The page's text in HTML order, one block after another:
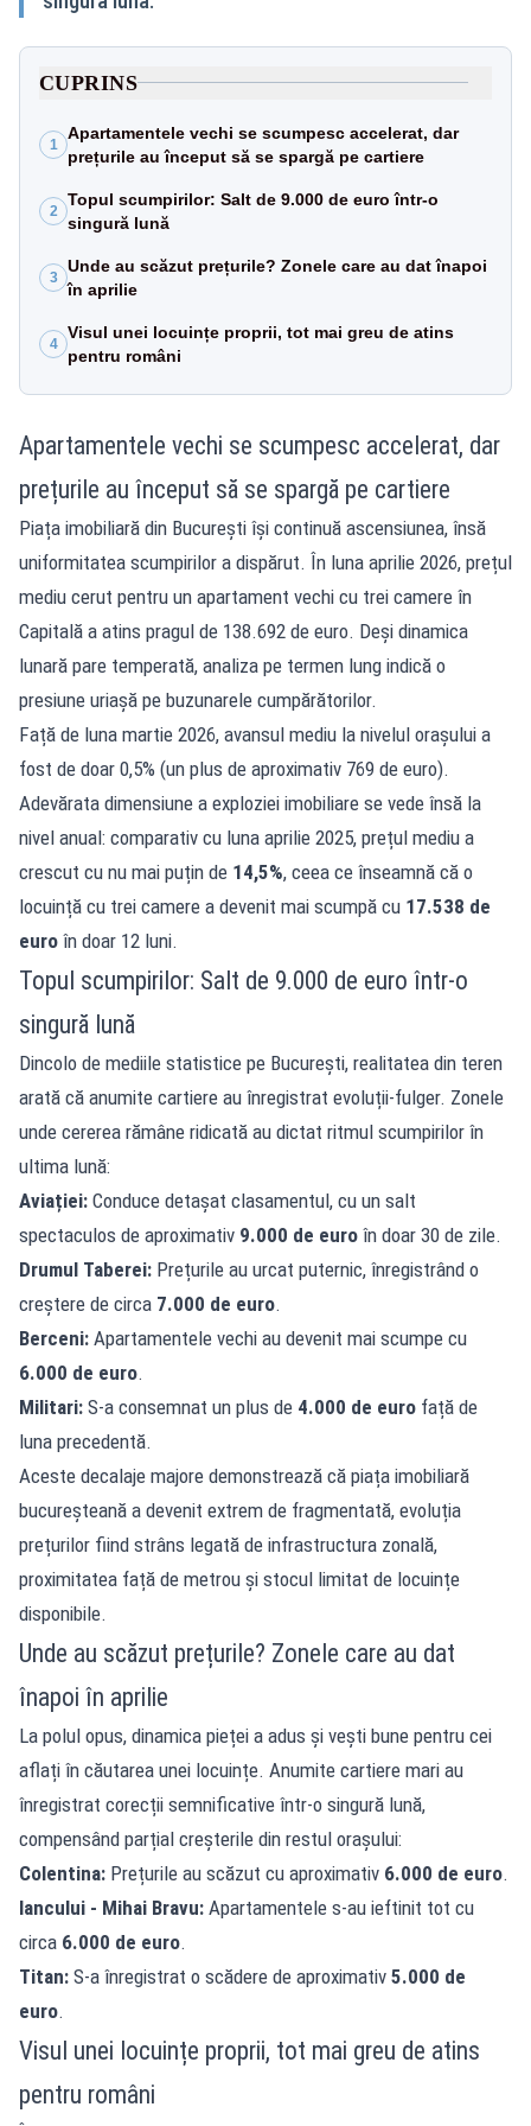
CUPRINS
1
Apartamentele vechi se scumpesc accelerat, dar
prețurile au început să se spargă pe cartiere
2
Topul scumpirilor: Salt de 9.000 de euro într-o
singură lună
3
Unde au scăzut prețurile? Zonele care au dat înapoi
în aprilie
4
Visul unei locuințe proprii, tot mai greu de atins
pentru români
Apartamentele vechi se scumpesc accelerat, dar
prețurile au început să se spargă pe cartiere
Piața imobiliară din București își continuă ascensiunea, însă
uniformitatea scumpirilor a dispărut. În luna aprilie 2026, prețul
mediu cerut pentru un apartament vechi cu trei camere în
Capitală a atins pragul de 138.692 de euro. Deși dinamica
lunară pare temperată, analiza pe termen lung indică o
presiune uriașă pe buzunarele cumpărătorilor.
Față de luna martie 2026, avansul mediu la nivelul orașului a
fost de doar 0,5% (un plus de aproximativ 769 de euro).
Adevărata dimensiune a exploziei imobiliare se vede însă la
nivel anual: comparativ cu luna aprilie 2025, prețul mediu a
crescut cu nu mai puțin de 14,5%, ceea ce înseamnă că o
locuință cu trei camere a devenit mai scumpă cu 17.538 de
euro în doar 12 luni.
Topul scumpirilor: Salt de 9.000 de euro într-o
singură lună
Dincolo de mediile statistice pe București, realitatea din teren
arată că anumite cartiere au înregistrat evoluții-fulger. Zonele
unde cererea rămâne ridicată au dictat ritmul scumpirilor în
ultima lună:
Aviației: Conduce detașat clasamentul, cu un salt
spectaculos de aproximativ 9.000 de euro în doar 30 de zile.
Drumul Taberei: Prețurile au urcat puternic, înregistrând o
creștere de circa 7.000 de euro.
Berceni: Apartamentele vechi au devenit mai scumpe cu
6.000 de euro.
Militari: S-a consemnat un plus de 4.000 de euro față de
luna precedentă.
Aceste decalaje majore demonstrează că piața imobiliară
bucureșteană a devenit extrem de fragmentată, evoluția
prețurilor fiind strâns legată de infrastructura zonală,
proximitatea față de metrou și stocul limitat de locuințe
disponibile.
Unde au scăzut prețurile? Zonele care au dat
înapoi în aprilie
La polul opus, dinamica pieței a adus și vești bune pentru cei
aflați în căutarea unei locuințe. Anumite cartiere mari au
înregistrat corecții semnificative într-o singură lună,
compensând parțial creșterile din restul orașului:
Colentina: Prețurile au scăzut cu aproximativ 6.000 de euro.
Iancului - Mihai Bravu: Apartamentele s-au ieftinit tot cu
circa 6.000 de euro.
Titan: S-a înregistrat o scădere de aproximativ 5.000 de
euro.
Visul unei locuințe proprii, tot mai greu de atins
pentru români